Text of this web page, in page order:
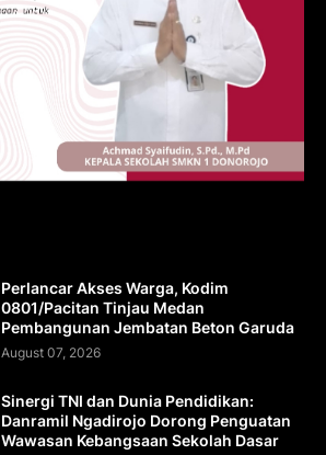
Perlancar Akses Warga, Kodim
0801/Pacitan Tinjau Medan
Pembangunan Jembatan Beton Garuda
August 07, 2026
Sinergi TNI dan Dunia Pendidikan:
Danramil Ngadirojo Dorong Penguatan
Wawasan Kebangsaan Sekolah Dasar